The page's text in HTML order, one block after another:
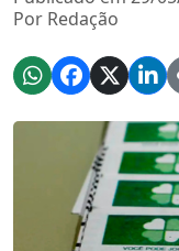
Por Redação